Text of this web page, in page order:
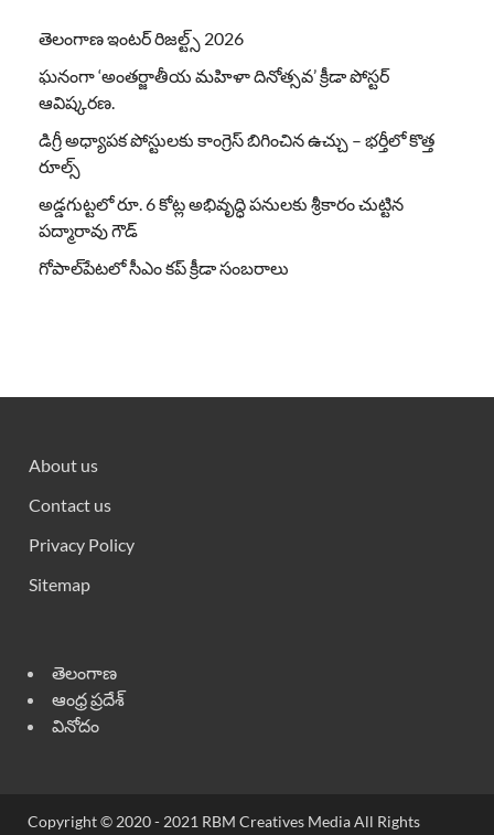
తెలంగాణ ఇంటర్ రిజల్ట్స్ 2026
ఘనంగా ‘అంతర్జాతీయ మహిళా దినోత్సవ’ క్రీడా పోస్టర్
ఆవిష్కరణ.
డిగ్రీ అధ్యాపక పోస్టులకు కాంగ్రెస్ బిగించిన ఉచ్చు – భర్తీలో కొత్త
రూల్స్
అడ్డగుట్టలో రూ. 6 కోట్ల అభివృద్ధి పనులకు శ్రీకారం చుట్టిన
పద్మారావు గౌడ్
గోపాల్‌పేటలో సీఎం కప్ క్రీడా సంబరాలు
About us
Contact us
Privacy Policy
Sitemap
తెలంగాణ
ఆంధ్ర ప్రదేశ్
వినోదం
Copyright © 2020 - 2021 RBM Creatives Media All Rights